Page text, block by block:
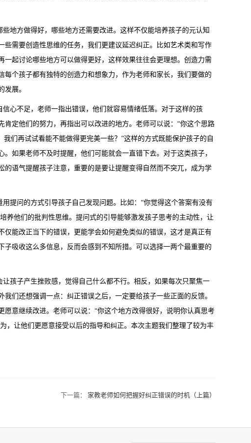
方做得好，哪些地方还需要改进。这样不仅能培养孩子的元认知
需要创造性思维的任务，我们更建议延迟纠正。比如艺术类和写作
起讨论哪些地方可以做得更好，这样效果往往会更理想。创造力需
个孩子都有独特的创造力和想象力，作为老师和家长，我们要做的
发展。
心不足，老师一指出错误，他们就容易情绪低落。对于这样的孩
定他们的努力，再指出可以改进的地方。老师可以说：“你这个思路
们再试试看能不能做得更完美一些？”这样的方式既能保护孩子的自
如果老师不及时提醒，他们可能就会一直错下去。对于这类孩子，
语气提醒孩子注意，重要的是要让提醒变得自然而不突兀，成为学
问的方式引导孩子自己发现问题。比如：“你觉得这个答案有没有
养他们的批判性思维。提问式的引导能够激发孩子思考的主动性，让
能改正当下的错误，更能学会如何避免类似的错误，这才是真正有
吸收这么多信息，反而会感到不知所措。可以选择一两个最重要的
孩子产生挫败感，觉得自己什么都不行。相反，如果每次只聚焦一
们还想强调一点：纠正错误之后，一定要给孩子一些正面的反馈。
意继续改进。老师可以说：“你这个地方改得很好，说明你认真思考
，让他们更愿意接受以后的指导和纠正。本次主题我们整理了较为丰
下一篇： 家教老师如何把握好纠正错误的时机（上篇）